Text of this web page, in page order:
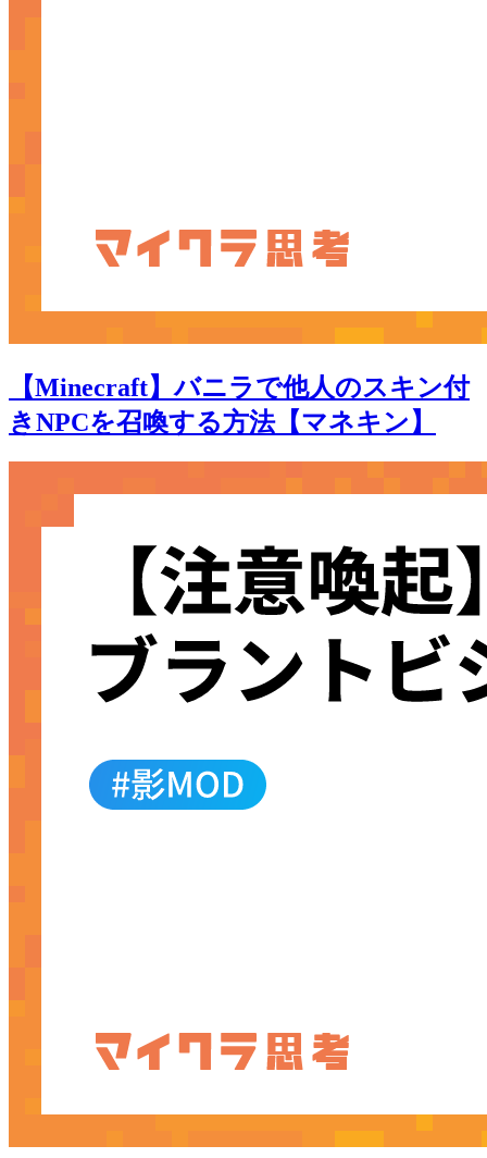
【Minecraft】バニラで他人のスキン付
きNPCを召喚する方法【マネキン】